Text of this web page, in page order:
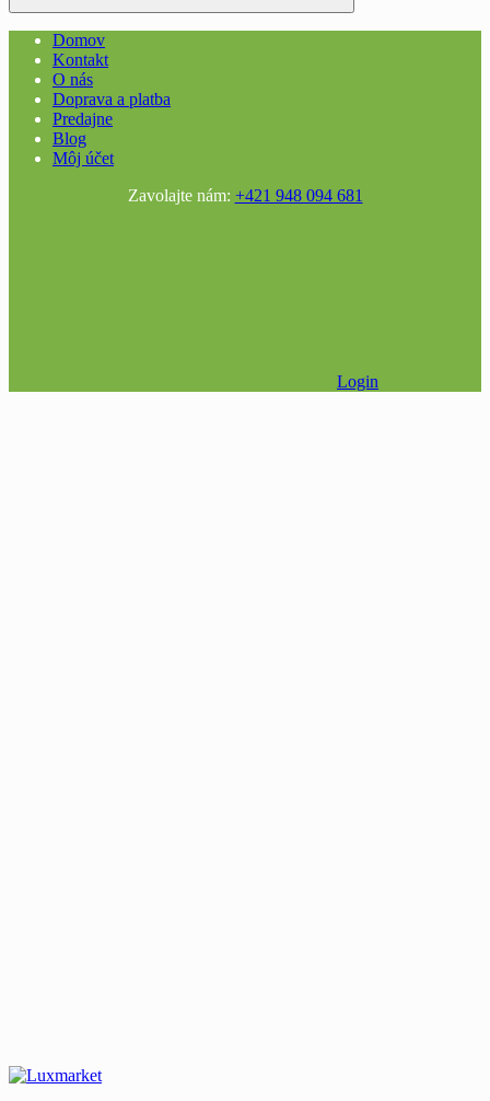
Domov
Kontakt
O nás
Doprava a platba
Predajne
Blog
Môj účet
Zavolajte nám: +421 948 094 681
Login